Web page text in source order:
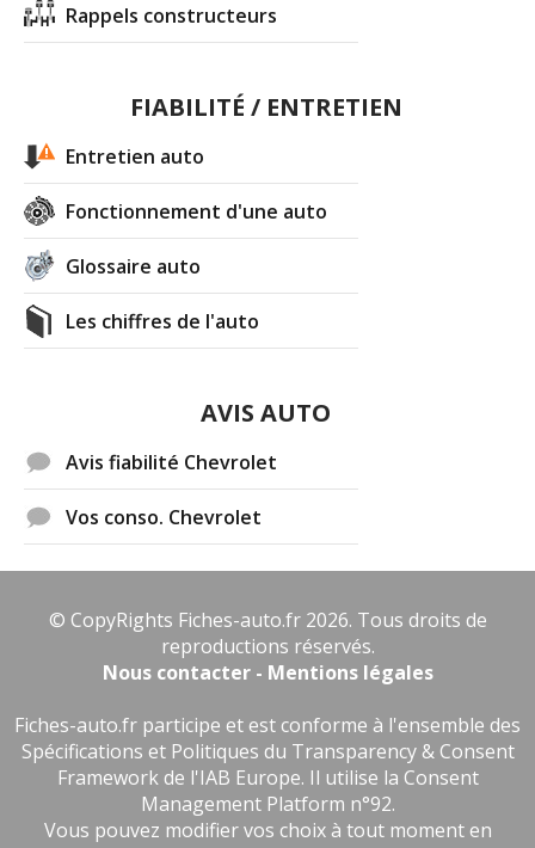
Rappels constructeurs
FIABILITÉ / ENTRETIEN
Entretien auto
Fonctionnement d'une auto
Glossaire auto
Les chiffres de l'auto
AVIS AUTO
Avis fiabilité Chevrolet
Vos conso. Chevrolet
© CopyRights Fiches-auto.fr 2026. Tous droits de
reproductions réservés.
Nous contacter - Mentions légales
Fiches-auto.fr participe et est conforme à l'ensemble des
Spécifications et Politiques du Transparency & Consent
Framework de l'IAB Europe. Il utilise la Consent
Management Platform n°92.
Vous pouvez modifier vos choix à tout moment en